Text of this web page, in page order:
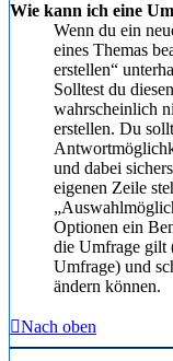
Wie kann ich eine
Wenn du ein
eines Themas
erstellen“
Solltest du
wahrscheinlich
erstellen. Du
und dabei
eigenen Zeile
Optionen ein
die Umfrage gilt
Umfrage) und
ändern können.
Nach oben